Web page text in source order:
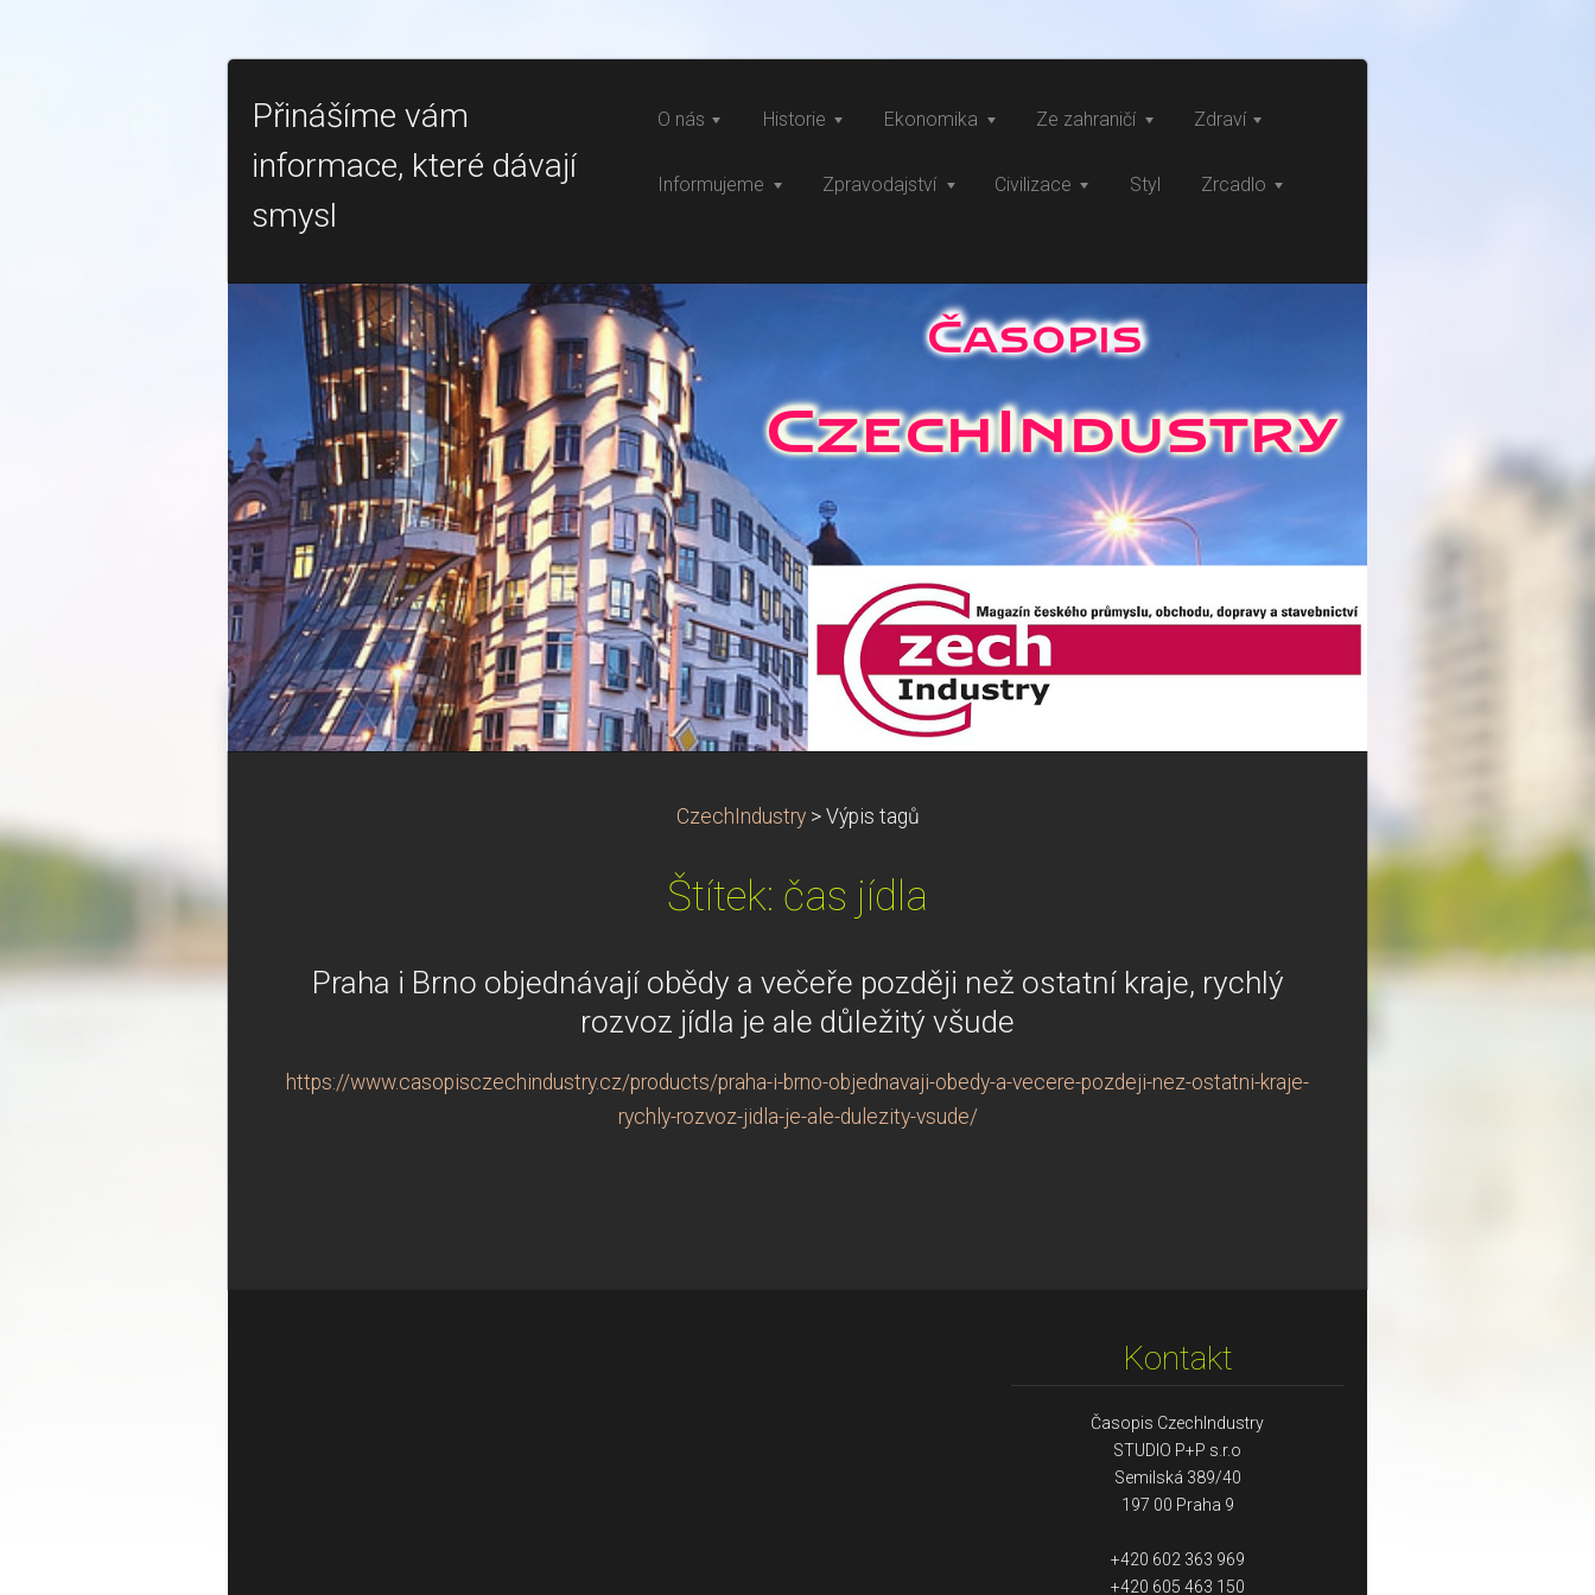
Přinášíme vám
informace, které dávají
smysl
O nás Historie Ekonomika Ze zahraničí Zdraví
Informujeme Zpravodajství Civilizace Styl Zrcadlo
CzechIndustry > Výpis tagů
Štítek: čas jídla
Praha i Brno objednávají obědy a večeře později než ostatní kraje, rychlý
rozvoz jídla je ale důležitý všude
https://www.casopisczechindustry.cz/products/praha-i-brno-objednavaji-obedy-a-vecere-pozdeji-nez-ostatni-kraje-
rychly-rozvoz-jidla-je-ale-dulezity-vsude/
Kontakt
Časopis CzechIndustry
STUDIO P+P s.r.o
Semilská 389/40
197 00 Praha 9
+420 602 363 969
+420 605 463 150